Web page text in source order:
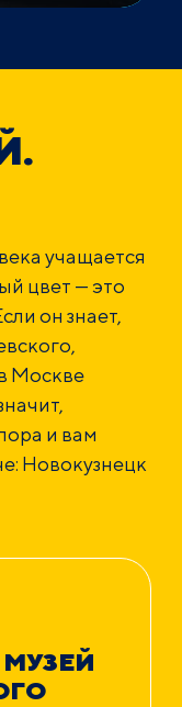
учащается
цвет — это
он знает,
Москве
и вам
Новокузнецк